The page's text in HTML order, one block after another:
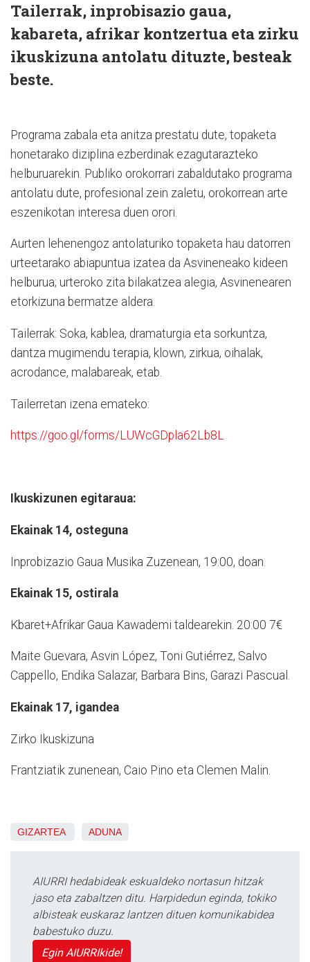
Tailerrak, inprobisazio gaua,
kabareta, afrikar kontzertua eta zirku
ikuskizuna antolatu dituzte, besteak
beste.
Programa zabala eta anitza prestatu dute, topaketa
honetarako diziplina ezberdinak ezagutarazteko
helburuarekin. Publiko orokorrari zabaldutako programa
antolatu dute, profesional zein zaletu, orokorrean arte
eszenikotan interesa duen orori.
Aurten lehenengoz antolaturiko topaketa hau datorren
urteetarako abiapuntua izatea da Asvineneako kideen
helburua; urteroko zita bilakatzea alegia, Asvinenearen
etorkizuna bermatze aldera.
Tailerrak: Soka, kablea, dramaturgia eta sorkuntza,
dantza mugimendu terapia, klown, zirkua, oihalak,
acrodance, malabareak, etab.
Tailerretan izena emateko:
https://goo.gl/forms/LUWcGDpla62Lb8L
Ikuskizunen egitaraua:
Ekainak 14, osteguna
Inprobizazio Gaua Musika Zuzenean, 19:00, doan.
Ekainak 15, ostirala
Kbaret+Afrikar Gaua Kawademi taldearekin. 20:00 7€
Maite Guevara, Asvin López, Toni Gutiérrez, Salvo
Cappello, Endika Salazar, Barbara Bins, Garazi Pascual.
Ekainak 17, igandea
Zirko Ikuskizuna
Frantziatik zunenean, Caio Pino eta Clemen Malin.
GIZARTEA ADUNA
AIURRI hedabideak eskualdeko nortasun hitzak
jaso eta zabaltzen ditu. Harpidedun eginda, tokiko
albisteak euskaraz lantzen dituen komunikabidea
babestuko duzu.
Egin AIURRIkide!